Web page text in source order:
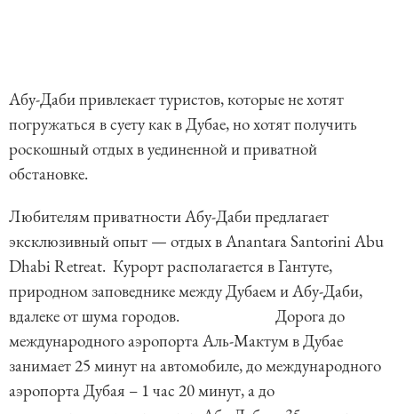
Абу-Даби привлекает туристов, которые не хотят
погружаться в суету как в Дубае, но хотят получить
роскошный отдых в уединенной и приватной
обстановке.
Любителям приватности Абу-Даби предлагает
эксклюзивный опыт — отдых в Anantara Santorini Abu
Dhabi Retreat. Курорт располагается в Гантуте,
природном заповеднике между Дубаем и Абу-Даби,
вдалеке от шума городов. Дорога до
международного аэропорта Аль-Мактум в Дубае
занимает 25 минут на автомобиле, до международного
аэропорта Дубая – 1 час 20 минут, а до